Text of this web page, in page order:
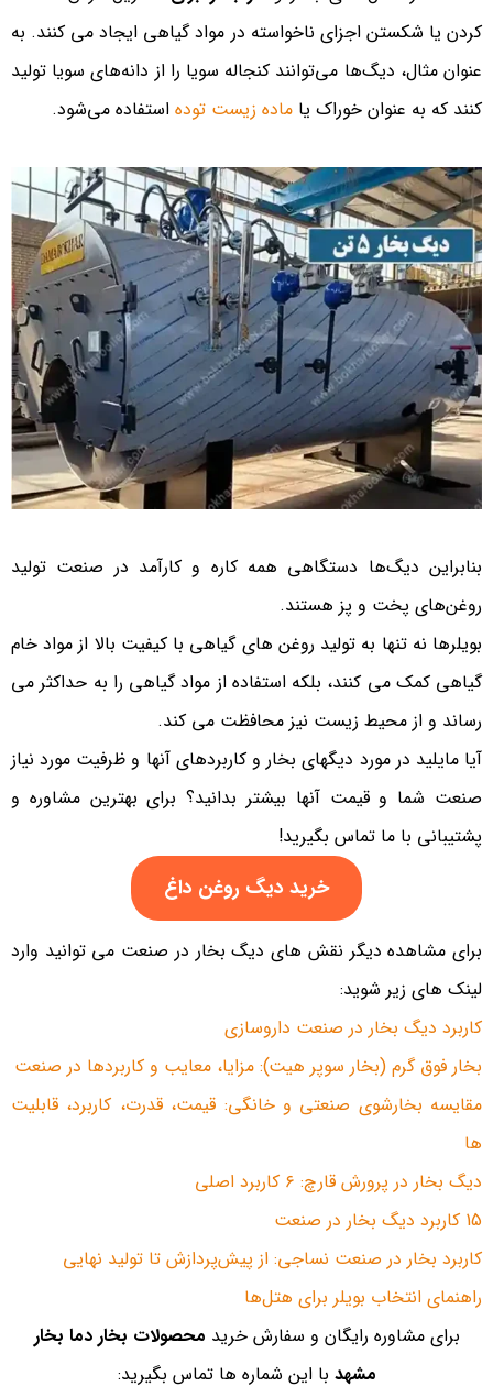
کردن یا شکستن اجزای ناخواسته در مواد گیاهی ایجاد می کنند. به
عنوان مثال، دیگ‌ها می‌توانند کنجاله سویا را از دانه‌های سویا تولید
کنند که به عنوان خوراک یا ماده زیست توده استفاده می‌شود.
بنابراین دیگ‌ها دستگاهی همه کاره و کارآمد در صنعت تولید
روغن‌های پخت و پز هستند.
بویلرها نه تنها به تولید روغن های گیاهی با کیفیت بالا از مواد خام
گیاهی کمک می کنند، بلکه استفاده از مواد گیاهی را به حداکثر می
رساند و از محیط زیست نیز محافظت می کند.
آیا مایلید در مورد دیگهای بخار و کاربردهای آنها و ظرفیت مورد نیاز
صنعت شما و قیمت آنها بیشتر بدانید؟ برای بهترین مشاوره و
پشتیبانی با ما تماس بگیرید!
خرید دیگ روغن داغ
برای مشاهده دیگر نقش های دیگ بخار در صنعت می توانید وارد
لینک های زیر شوید:
کاربرد دیگ بخار در صنعت داروسازی
بخار فوق گرم (بخار سوپر هیت): مزایا، معایب و کاربردها در صنعت
مقایسه بخارشوی صنعتی و خانگی: قیمت، قدرت، کاربرد، قابلیت
ها
دیگ بخار در پرورش قارچ: ۶ کاربرد اصلی
15 کاربرد دیگ بخار در صنعت
کاربرد بخار در صنعت نساجی: از پیش‌پردازش تا تولید نهایی
راهنمای انتخاب بویلر برای هتل‌ها
برای مشاوره رایگان و سفارش خرید محصولات بخار دما بخار
مشهد با این شماره ها تماس بگیرید: